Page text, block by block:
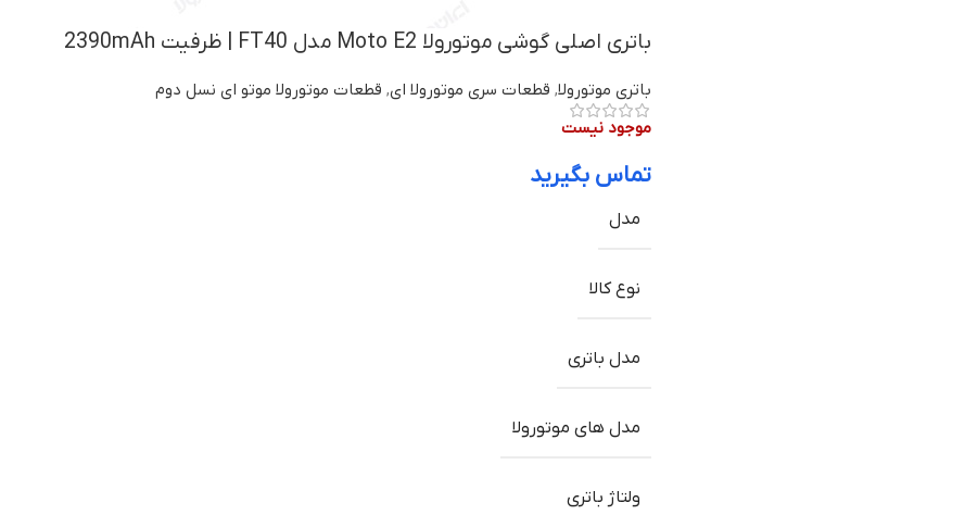
باتری اصلی گوشی موتورولا Moto E2 مدل FT40 | ظرفیت 2390mAh
باتری موتورولا, قطعات سری موتورولا ای, قطعات موتورولا موتو ای نسل دوم
موجود نیست
تماس بگیرید
مدل
نوع کالا
مدل باتری
مدل های موتورولا
ولتاژ باتری